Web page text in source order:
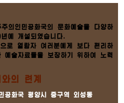
인민공화국의 문화예술을 다양하
에 개설되였습니다.
로 열람자 여러분에게 보다 편리하
술자료들을 보장하기 위하여 노력
의 련계
공화국 평양시 중구역 외성동